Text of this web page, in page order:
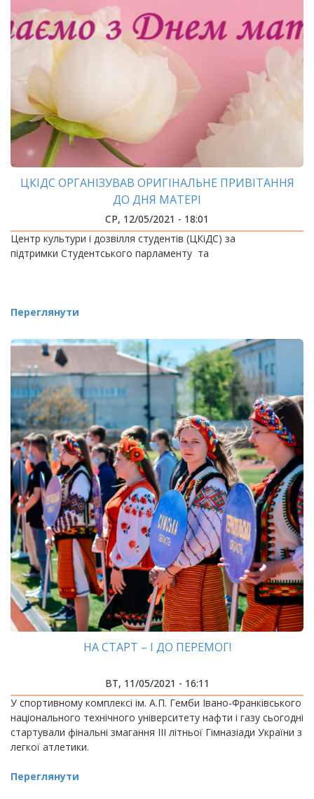
ЦКІДС ОРГАНІЗУВАВ ОРИГІНАЛЬНЕ ПРИВІТАННЯ
ДО ДНЯ МАТЕРІ
СР, 12/05/2021 - 18:01
Центр культури і дозвілля студентів (ЦКіДС) за
підтримки Студентського парламенту та
Переглянути
НА СТАРТ – І ДО ПЕРЕМОГ!
ВТ, 11/05/2021 - 16:11
У спортивному комплексі ім. А.П. Гемби Івано-Франківського
національного технічного університету нафти і газу сьогодні
стартували фінальні змагання ІІІ літньої Гімназіади України з
легкої атлетики.
Переглянути